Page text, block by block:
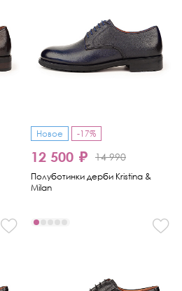
Новое -17%
12 500 ₽ 14 990
Полуботинки дерби Kristina &
Milan